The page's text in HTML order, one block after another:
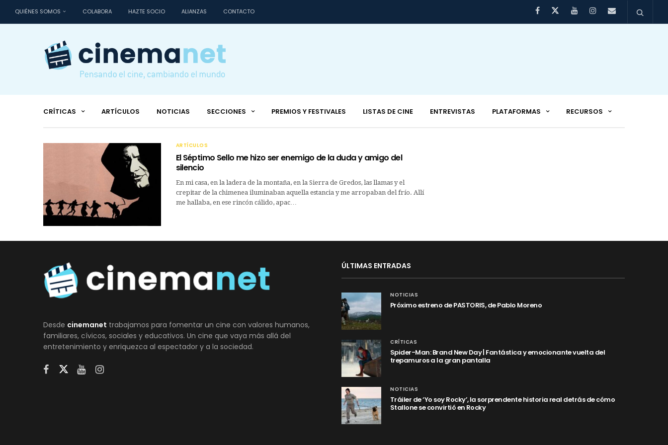
QUIÉNES SOMOS COLABORA HAZTE SOCIO ALIANZAS CONTACTO
CRÍTICAS ARTÍCULOS NOTICIAS SECCIONES PREMIOS Y FESTIVALES LISTAS DE CINE ENTREVISTAS PLATAFORMAS RECURSOS
ARTÍCULOS
El Séptimo Sello me hizo ser enemigo de la duda y amigo del
silencio
En mi casa, en la ladera de la montaña, en la Sierra de Gredos, las llamas y el
crepitar de la chimenea iluminaban aquella estancia y me arropaban del frío. Allí
me hallaba, en ese rincón cálido, apac…
Desde cinemanet trabajamos para fomentar un cine con valores humanos,
familiares, cívicos, sociales y educativos. Un cine que vaya más allá del
entretenimiento y enriquezca al espectador y a la sociedad.
ÚLTIMAS ENTRADAS
NOTICIAS
Próximo estreno de PASTORIS, de Pablo Moreno
CRÍTICAS
Spider-Man: Brand New Day | Fantástica y emocionante vuelta del
trepamuros a la gran pantalla
NOTICIAS
Tráiler de ‘Yo soy Rocky’, la sorprendente historia real detrás de cómo
Stallone se convirtió en Rocky